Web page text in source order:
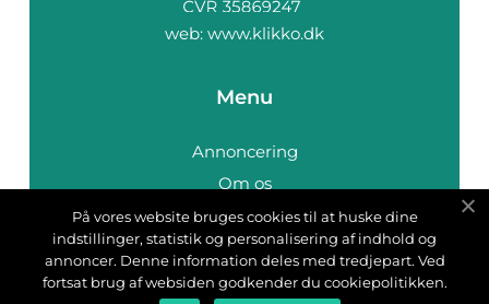
web: www.klikko.dk
Menu
Annoncering
Om os
Cookies
Kontakt os
Sitemap
På vores website bruges cookies til at huske dine
indstillinger, statistik og personalisering af indhold og
annoncer. Denne information deles med tredjepart. Ved
fortsat brug af websiden godkender du cookiepolitikken.